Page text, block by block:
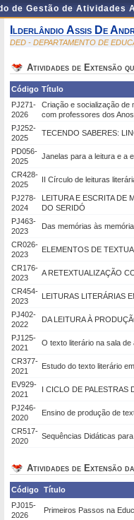
de Gestão de Atividades
Ilderlândio Assis De
DED - DEPARTAMENTO DE
Atividades de Extensão
Código Título
PJ271-
2026
Criação e socialização de
com professores dos
PJ252-
2025
TECENDO SABERES:
PD056-
2025
Janelas para a leitura e a
CR428-
2025
II Círculo de leituras
PJ278-
2024
LEITURA E ESCRITA DE
DO SERIDÓ
PJ463-
2023
Das memórias às
CR026-
2023
ELEMENTOS DE
CR176-
2023
A RETEXTUALIZAÇÃO
CR454-
2023
LEITURAS LITERÁRIAS
PJ402-
2022
DA LEITURA À
PJ125-
2021
O texto literário na sala de
CR377-
2021
Estudo do texto literário
EV929-
2021
I CICLO DE PALESTRAS
PJ246-
2020
Ensino de produção de
CR517-
2020
Sequências Didáticas
Atividades de Extensão
Código Título
PJ015-
2026
Primeiros Passos na